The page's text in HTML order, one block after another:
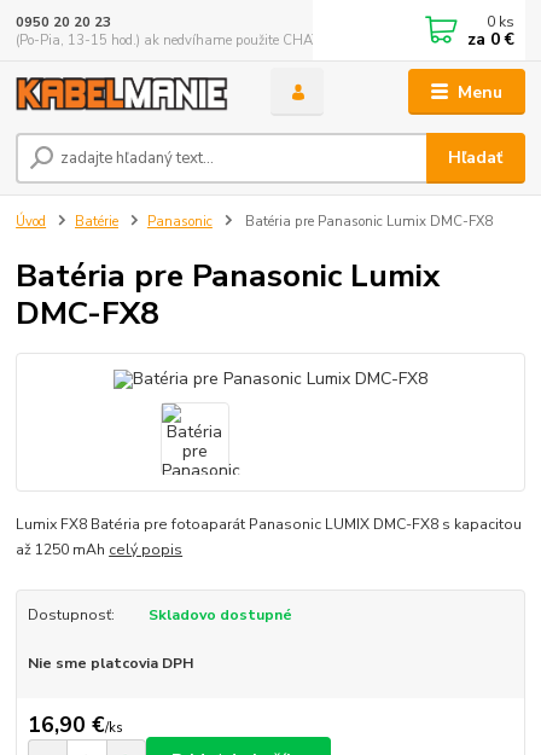
Menu
Hľadať
0950 20 20 23
(Po-Pia, 13-15 hod.) ak nedvíhame použite CHATBOX
0 ks
za 0 €
Úvod Batérie Panasonic Batéria pre Panasonic Lumix DMC-FX8
Batéria pre Panasonic Lumix
DMC-FX8
Lumix FX8 Batéria pre fotoaparát Panasonic LUMIX DMC-FX8 s kapacitou
až 1250 mAh celý popis
Dostupnosť: Skladovo dostupné
Nie sme platcovia DPH
16,90 €/ks